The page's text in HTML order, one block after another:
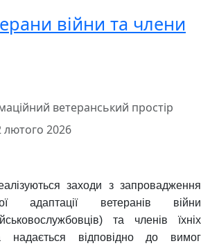
війни та члени
ветеранський простір
лютого 2026
заходи з запровадження
адаптації ветеранів війни
та членів їхніх
надається відповідно до вимог